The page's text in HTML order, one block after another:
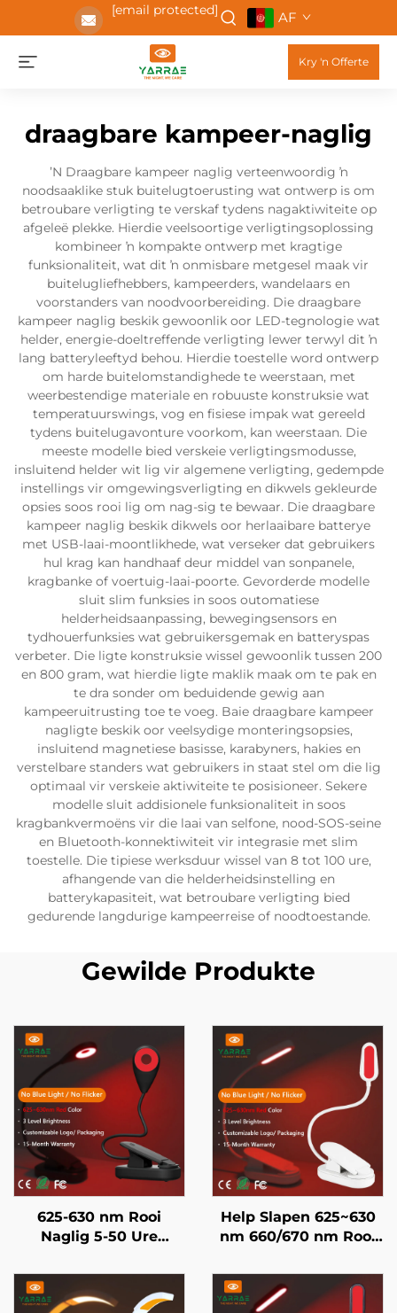
[email protected] AF
Kry 'n Offerte
draagbare kampeer-naglig
ʼN Draagbare kampeer naglig verteenwoordig ŉ
noodsaaklike stuk buitelugtoerusting wat ontwerp is om
betroubare verligting te verskaf tydens nagaktiwiteite op
afgeleë plekke. Hierdie veelsoortige verligtingsoplossing
kombineer ŉ kompakte ontwerp met kragtige
funksionaliteit, wat dit ŉ onmisbare metgesel maak vir
buitelugliefhebbers, kampeerders, wandelaars en
voorstanders van noodvoorbereiding. Die draagbare
kampeer naglig beskik gewoonlik oor LED-tegnologie wat
helder, energie-doeltreffende verligting lewer terwyl dit ŉ
lang batteryleeftyd behou. Hierdie toestelle word ontwerp
om harde buitelomstandighede te weerstaan, met
weerbestendige materiale en robuuste konstruksie wat
temperatuurswings, vog en fisiese impak wat gereeld
tydens buitelugavonture voorkom, kan weerstaan. Die
meeste modelle bied verskeie verligtingsmodusse,
insluitend helder wit lig vir algemene verligting, gedempde
instellings vir omgewingsverligting en dikwels gekleurde
opsies soos rooi lig om nag-sig te bewaar. Die draagbare
kampeer naglig beskik dikwels oor herlaaibare batterye
met USB-laai-moontlikhede, wat verseker dat gebruikers
hul krag kan handhaaf deur middel van sonpanele,
kragbanke of voertuig-laai-poorte. Gevorderde modelle
sluit slim funksies in soos outomatiese
helderheidsaanpassing, bewegingsensors en
tydhouerfunksies wat gebruikersgemak en batteryspas
verbeter. Die ligte konstruksie wissel gewoonlik tussen 200
en 800 gram, wat hierdie ligte maklik maak om te pak en
te dra sonder om beduidende gewig aan
kampeeruitrusting toe te voeg. Baie draagbare kampeer
nagligte beskik oor veelsydige monteringsopsies,
insluitend magnetiese basisse, karabyners, hakies en
verstelbare standers wat gebruikers in staat stel om die lig
optimaal vir verskeie aktiwiteite te posisioneer. Sekere
modelle sluit addisionele funksionaliteit in soos
kragbankvermoëns vir die laai van selfone, nood-SOS-seine
en Bluetooth-konnektiwiteit vir integrasie met slim
toestelle. Die tipiese werksduur wissel van 8 tot 100 ure,
afhangende van die helderheidsinstelling en
batterykapasiteit, wat betroubare verligting bied
gedurende langdurige kampeerreise of noodtoestande.
Gewilde Produkte
625-630 nm Rooi
Naglig 5-50 Ure
Instellings Swart
Liggaam Vinnige 1-Uur
Help Slapen 625~630
nm 660/670 nm Rooi
Geen Blou Lig Wit
Liggaam LED Boeklig